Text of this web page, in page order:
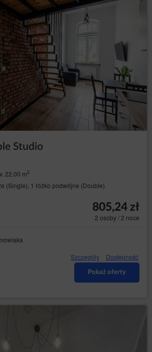
Studio
22,00 m2
(Single), 1 łóżko podwójne (Double)
805,24 zł
2 osoby / 2 noce
Szczegóły Dostępność
Pokaż oferty